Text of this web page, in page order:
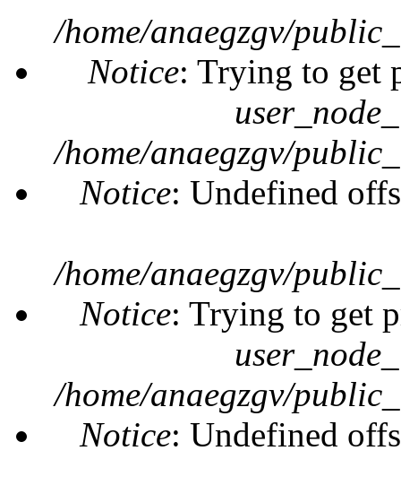
/home/anaegzgv/
Notice: Trying to get
/home/anaegzgv/
Notice: Undefined
/home/anaegzgv/
Notice: Trying to get
/home/anaegzgv/
Notice: Undefined